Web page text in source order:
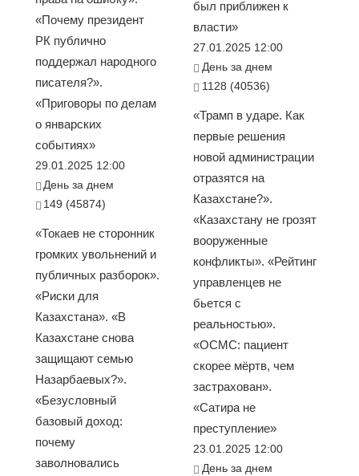
«Почему президент
РК публично
поддержал народного
писателя?».
«Приговоры по делам
о январских
событиях»
29.01.2025 12:00
День за днем
149 (45874)
«Токаев не сторонник
громких увольнений и
публичных разборок».
«Риски для
Казахстана». «В
Казахстане снова
защищают семью
Назарбаевых?».
«Безусловный
базовый доход:
почему
заволновались
был приближен к
власти»
27.01.2025 12:00
День за днем
1128 (40536)
«Трамп в ударе. Как
первые решения
новой администрации
отразятся на
Казахстане?».
«Казахстану не грозят
вооруженные
конфликты». «Рейтинг
управленцев не
бьется с
реальностью».
«ОСМС: пациент
скорее мёртв, чем
застрахован».
«Сатира не
преступление»
23.01.2025 12:00
День за днем